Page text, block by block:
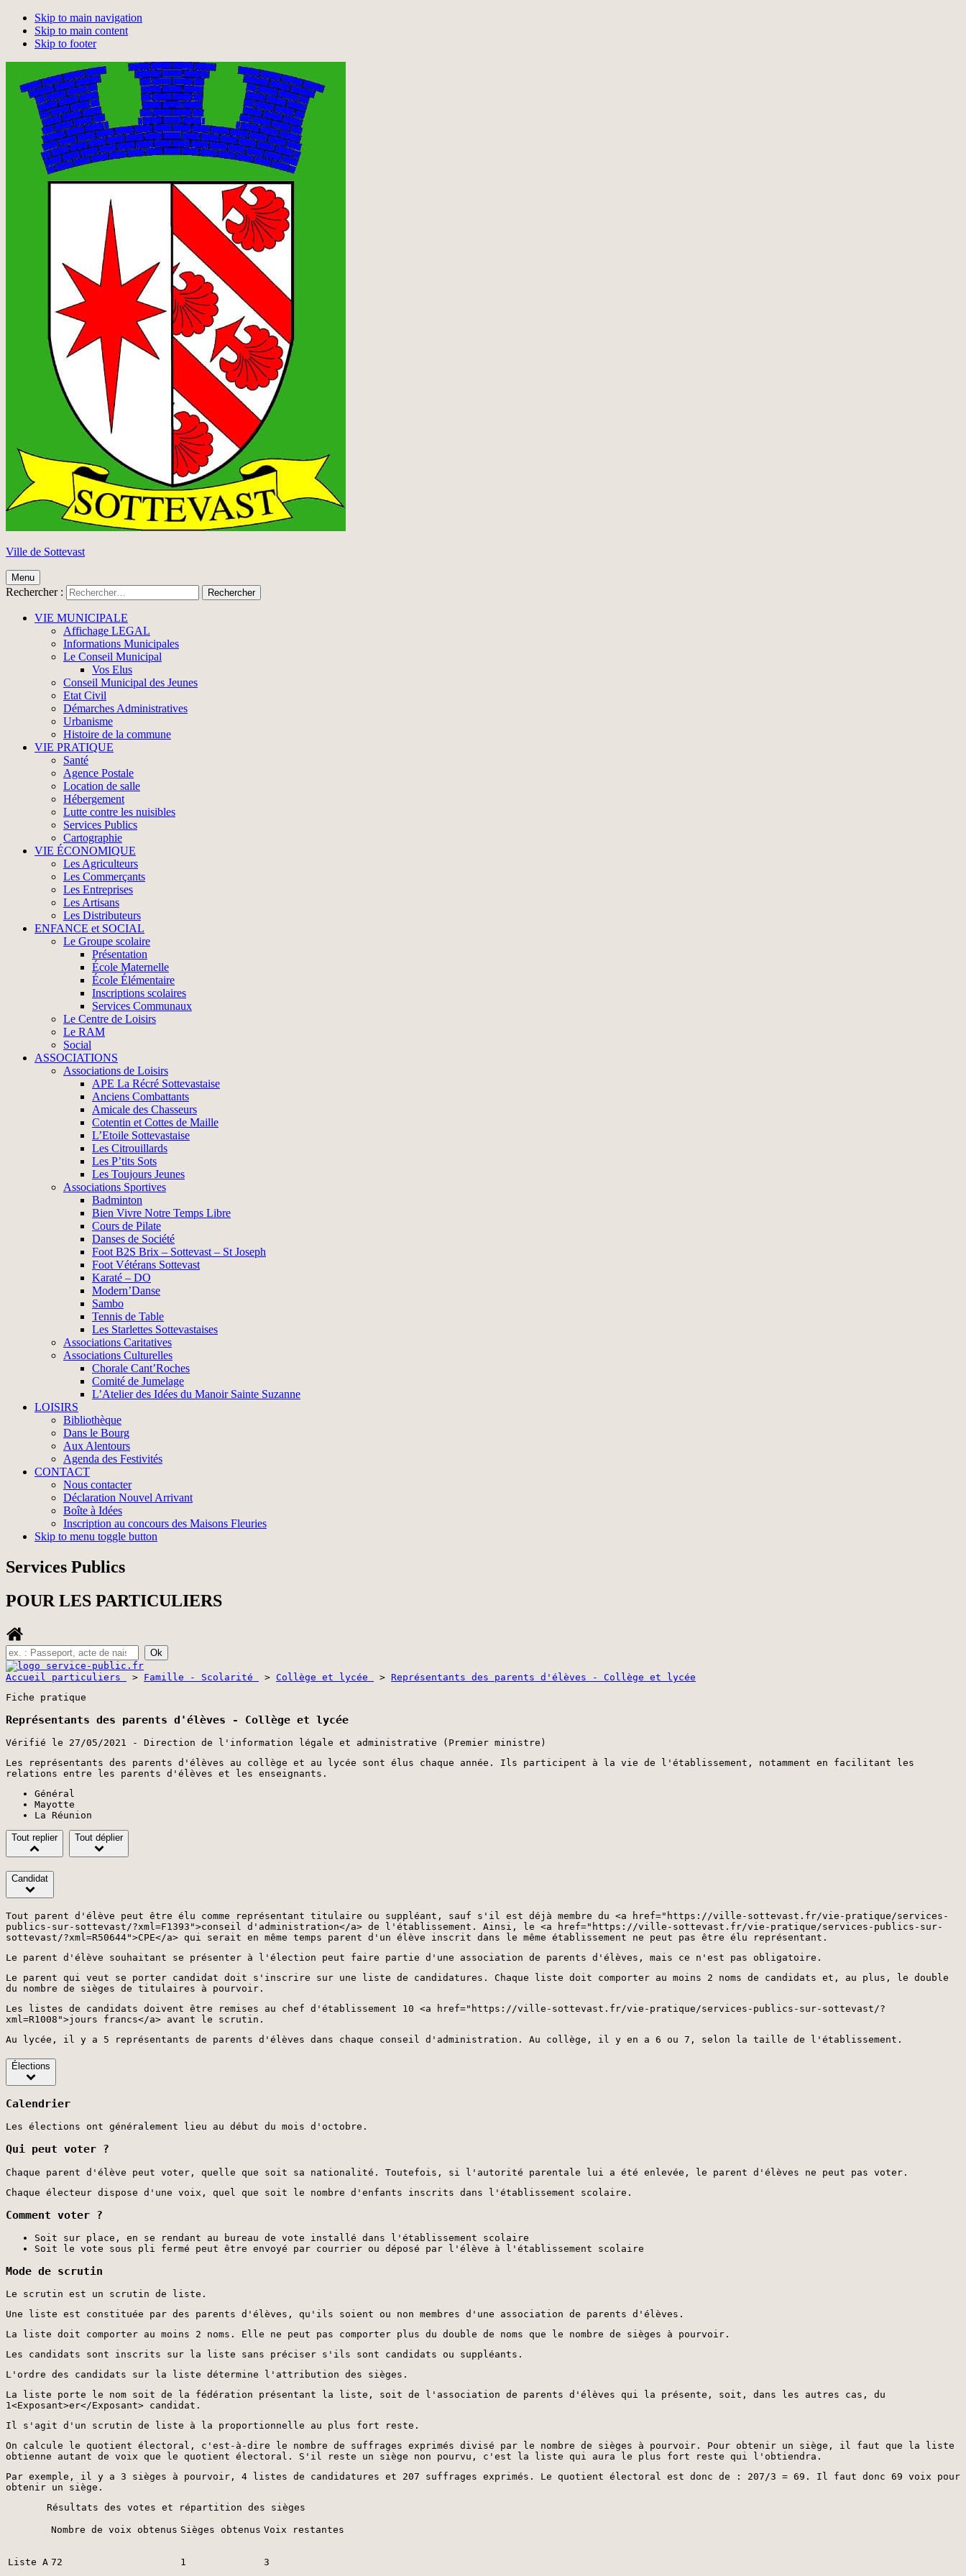
Skip to main navigation
Skip to main content
Skip to footer
Ville de Sottevast
Menu
Rechercher :
VIE MUNICIPALE
Affichage LEGAL
Informations Municipales
Le Conseil Municipal
Vos Elus
Conseil Municipal des Jeunes
Etat Civil
Démarches Administratives
Urbanisme
Histoire de la commune
VIE PRATIQUE
Santé
Agence Postale
Location de salle
Hébergement
Lutte contre les nuisibles
Services Publics
Cartographie
VIE ÉCONOMIQUE
Les Agriculteurs
Les Commerçants
Les Entreprises
Les Artisans
Les Distributeurs
ENFANCE et SOCIAL
Le Groupe scolaire
Présentation
École Maternelle
École Élémentaire
Inscriptions scolaires
Services Communaux
Le Centre de Loisirs
Le RAM
Social
ASSOCIATIONS
Associations de Loisirs
APE La Récré Sottevastaise
Anciens Combattants
Amicale des Chasseurs
Cotentin et Cottes de Maille
L’Etoile Sottevastaise
Les Citrouillards
Les P’tits Sots
Les Toujours Jeunes
Associations Sportives
Badminton
Bien Vivre Notre Temps Libre
Cours de Pilate
Danses de Société
Foot B2S Brix – Sottevast – St Joseph
Foot Vétérans Sottevast
Karaté – DO
Modern’Danse
Sambo
Tennis de Table
Les Starlettes Sottevastaises
Associations Caritatives
Associations Culturelles
Chorale Cant’Roches
Comité de Jumelage
L’Atelier des Idées du Manoir Sainte Suzanne
LOISIRS
Bibliothèque
Dans le Bourg
Aux Alentours
Agenda des Festivités
CONTACT
Nous contacter
Déclaration Nouvel Arrivant
Boîte à Idées
Inscription au concours des Maisons Fleuries
Skip to menu toggle button
Services Publics
POUR LES PARTICULIERS
Accueil particuliers > Famille - Scolarité > Collège et lycée > Représentants des parents d'élèves - Collège et lycée
Fiche pratique
Représentants des parents d'élèves - Collège et lycée
Vérifié le 27/05/2021 - Direction de l'information légale et administrative (Premier ministre)
Les représentants des parents d'élèves au collège et au lycée sont élus chaque année. Ils participent à la vie de l'établissement, notamment en facilitant les
relations entre les parents d'élèves et les enseignants.
Général
Mayotte
La Réunion
Tout replier Tout déplier
Candidat
Tout parent d'élève peut être élu comme représentant titulaire ou suppléant, sauf s'il est déjà membre du <a href="https://ville-sottevast.fr/vie-pratique/services-
publics-sur-sottevast/?xml=F1393">conseil d'administration</a> de l'établissement. Ainsi, le <a href="https://ville-sottevast.fr/vie-pratique/services-publics-sur-
sottevast/?xml=R50644">CPE</a> qui serait en même temps parent d'un élève inscrit dans le même établissement ne peut pas être élu représentant.
Le parent d'élève souhaitant se présenter à l'élection peut faire partie d'une association de parents d'élèves, mais ce n'est pas obligatoire.
Le parent qui veut se porter candidat doit s'inscrire sur une liste de candidatures. Chaque liste doit comporter au moins 2 noms de candidats et, au plus, le double
du nombre de sièges de titulaires à pourvoir.
Les listes de candidats doivent être remises au chef d'établissement 10 <a href="https://ville-sottevast.fr/vie-pratique/services-publics-sur-sottevast/?
xml=R1008">jours francs</a> avant le scrutin.
Au lycée, il y a 5 représentants de parents d'élèves dans chaque conseil d'administration. Au collège, il y en a 6 ou 7, selon la taille de l'établissement.
Élections
Calendrier
Les élections ont généralement lieu au début du mois d'octobre.
Qui peut voter ?
Chaque parent d'élève peut voter, quelle que soit sa nationalité. Toutefois, si l'autorité parentale lui a été enlevée, le parent d'élèves ne peut pas voter.
Chaque électeur dispose d'une voix, quel que soit le nombre d'enfants inscrits dans l'établissement scolaire.
Comment voter ?
Soit sur place, en se rendant au bureau de vote installé dans l'établissement scolaire
Soit le vote sous pli fermé peut être envoyé par courrier ou déposé par l'élève à l'établissement scolaire
Mode de scrutin
Le scrutin est un scrutin de liste.
Une liste est constituée par des parents d'élèves, qu'ils soient ou non membres d'une association de parents d'élèves.
La liste doit comporter au moins 2 noms. Elle ne peut pas comporter plus du double de noms que le nombre de sièges à pourvoir.
Les candidats sont inscrits sur la liste sans préciser s'ils sont candidats ou suppléants.
L'ordre des candidats sur la liste détermine l'attribution des sièges.
La liste porte le nom soit de la fédération présentant la liste, soit de l'association de parents d'élèves qui la présente, soit, dans les autres cas, du
1<Exposant>er</Exposant> candidat.
Il s'agit d'un scrutin de liste à la proportionnelle au plus fort reste.
On calcule le quotient électoral, c'est-à-dire le nombre de suffrages exprimés divisé par le nombre de sièges à pourvoir. Pour obtenir un siège, il faut que la liste
obtienne autant de voix que le quotient électoral. S'il reste un siège non pourvu, c'est la liste qui aura le plus fort reste qui l'obtiendra.
Par exemple, il y a 3 sièges à pourvoir, 4 listes de candidatures et 207 suffrages exprimés. Le quotient électoral est donc de : 207/3 = 69. Il faut donc 69 voix pour
obtenir un siège.
Résultats des votes et répartition des sièges
Nombre de voix obtenus Sièges obtenus Voix restantes
Liste A 72 1 3